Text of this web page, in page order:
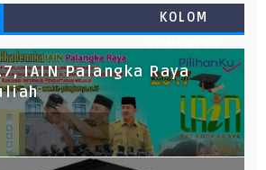
KOLOM
KOMENTAR
IAIN Palangka Raya